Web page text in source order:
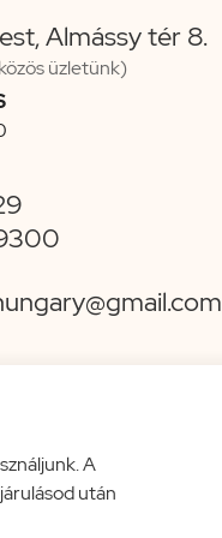
A
után
Almássy tér 8.
üzletünk)